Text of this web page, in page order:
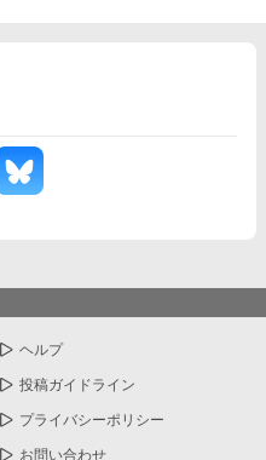
ヘルプ
投稿ガイドライン
プライバシーポリシー
お問い合わせ